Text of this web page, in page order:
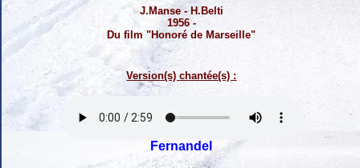
J.Manse - H.Belti
1956 -
Du film "Honoré de Marseille"
Version(s) chantée(s) :
Fernandel